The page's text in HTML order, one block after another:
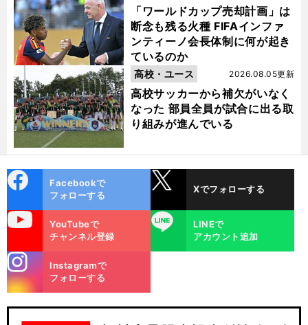
「ワールドカップ売却計画」は
断念も残る火種 FIFAインファ
ンティーノ会長体制に何が起き
ているのか
高校サッカーから補欠がいなく
なった 部員全員が試合に出る取
り組みが進んでいる
2026.08.05更新
高校・ユース
ok
Facebookで
フォローする
Xでフォローする
YouTubeで
チャンネル登録
LINE
LINEで
アカウント追加
m
Instagramで
フォローする